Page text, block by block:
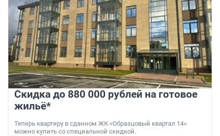
Скидка до 880 000 рублей на готовое
жильё*
Теперь квартиру в сданном ЖК «Образцовый квартал 14»
можно купить со специальной скидкой.